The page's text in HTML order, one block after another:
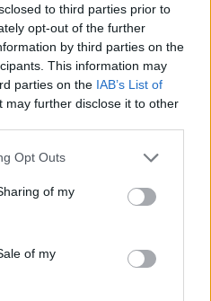
to third parties prior to
opt-out of the further
by third parties on the
This information may
parties on the IAB’s List of
may further disclose it to other
Opt Outs
of my
of my